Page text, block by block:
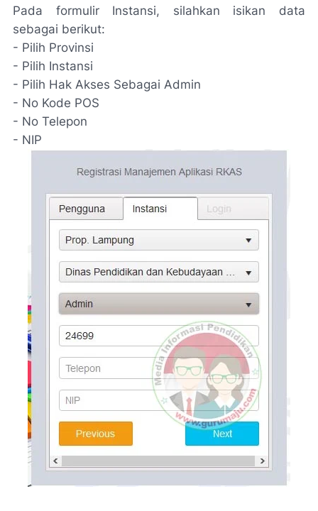
Pada formulir Instansi, silahkan isikan data
sebagai berikut:
- Pilih Provinsi
- Pilih Instansi
- Pilih Hak Akses Sebagai Admin
- No Kode POS
- No Telepon
- NIP